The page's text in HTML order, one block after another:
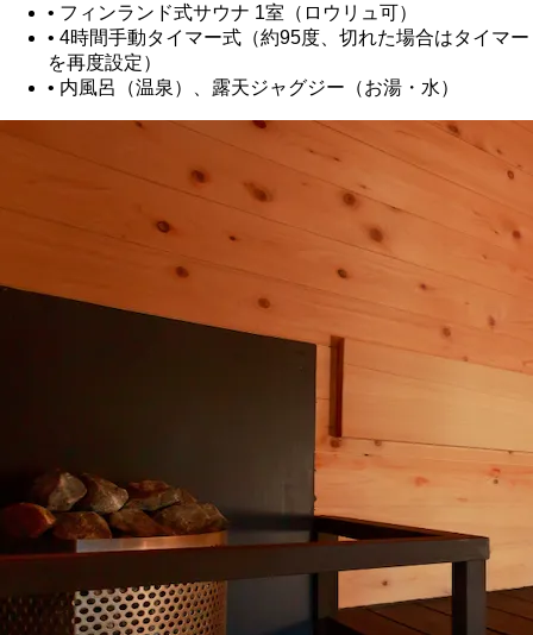
• フィンランド式サウナ 1室（ロウリュ可）
• 4時間手動タイマー式（約95度、切れた場合はタイマー
を再度設定）
• 内風呂（温泉）、露天ジャグジー（お湯・水）